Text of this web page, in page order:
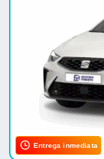
Entrega inmediata